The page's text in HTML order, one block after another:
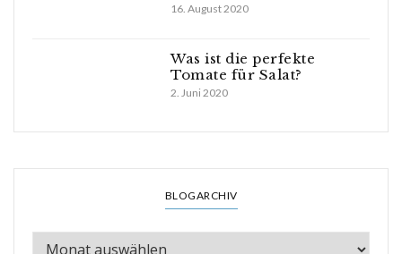
16. August 2020
Was ist die perfekte
Tomate für Salat?
2. Juni 2020
BLOGARCHIV